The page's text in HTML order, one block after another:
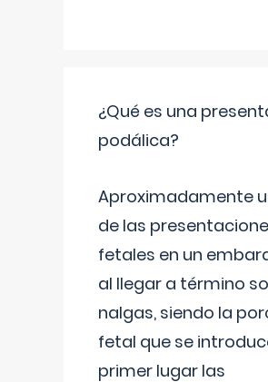
¿Qué es una
podálica?
Aproximadamente
de las
fetales en un
al llegar a término
nalgas, siendo la
fetal que se
primer lugar las